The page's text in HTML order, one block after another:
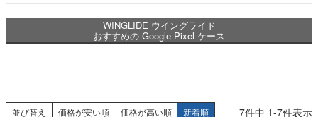
WINGLIDE ウイングライド
おすすめの Google Pixel ケース
並び替え 価格が安い順 価格が高い順 新着順 7件中 1-7件表示